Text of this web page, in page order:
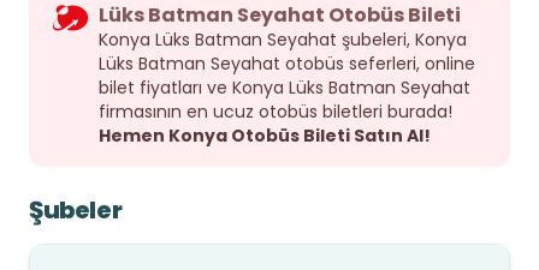
Lüks Batman Seyahat Otobüs Bileti
Konya Lüks Batman Seyahat şubeleri, Konya
Lüks Batman Seyahat otobüs seferleri, online
bilet fiyatları ve Konya Lüks Batman Seyahat
firmasının en ucuz otobüs biletleri burada!
Hemen Konya Otobüs Bileti Satın Al!
Şubeler